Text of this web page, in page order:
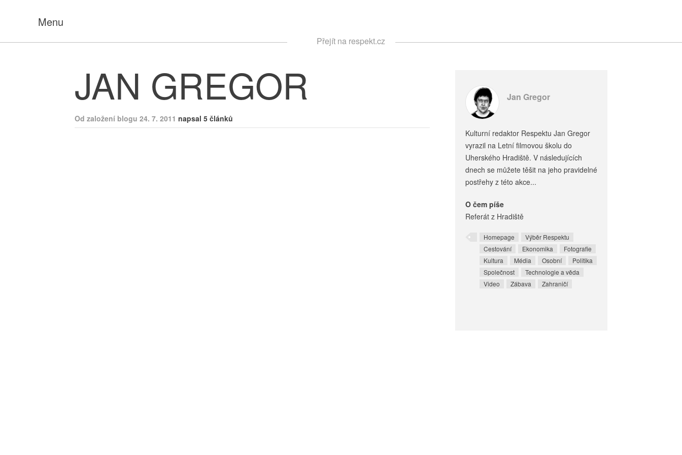
Menu
Přejít na respekt.cz
JAN GREGOR
Od založení blogu 24. 7. 2011 napsal 5 článků
Jan Gregor
Kulturní redaktor Respektu Jan Gregor
vyrazil na Letní filmovou školu do
Uherského Hradiště. V následujících
dnech se můžete těšit na jeho pravidelné
postřehy z této akce...
O čem píše
Referát z Hradiště
Homepage
Výběr Respektu
Cestování
Ekonomika
Fotografie
Kultura
Média Osobní
Politika
Společnost
Technologie a věda
Video
Zábava Zahraničí